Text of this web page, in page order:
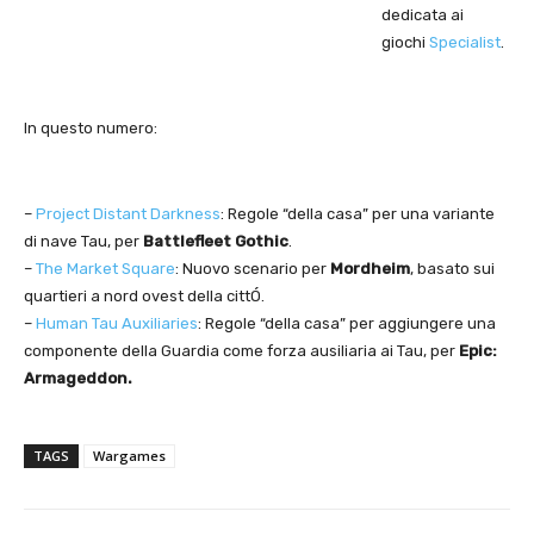
dedicata ai
giochi Specialist.
In questo numero:
– Project Distant Darkness: Regole “della casa” per una variante
di nave Tau, per Battlefleet Gothic.
– The Market Square: Nuovo scenario per Mordheim, basato sui
quartieri a nord ovest della cittÓ.
– Human Tau Auxiliaries: Regole “della casa” per aggiungere una
componente della Guardia come forza ausiliaria ai Tau, per Epic:
Armageddon.
TAGS Wargames